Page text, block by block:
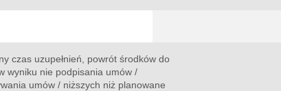
czas uzupełnień, powrót środków do
wyniku nie podpisania umów /
umów / niższych niż planowane